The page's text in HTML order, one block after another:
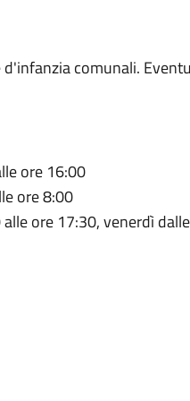
comunali.
ore 16:00
ore 8:00
ore 17:30, venerdì